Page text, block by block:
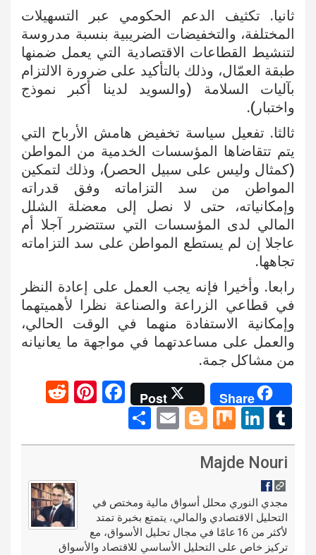
ثانيا. تكثيف الدعم الحكومي عبر التسهيلات
المختلفة، والتخفيضات الضريبية بنسبة مدروسة
لتنشيط القطاعات الاقتصادية التي يعمل ضمنها
طبقة العمّال، وذلك بالتأكيد على ضرورة الالتزام
بآليات السلامة (والسويد لدينا أكبر نموذج
واختبار).
ثالثا. تفعيل سياسة تخفيض هامش الأرباح التي
يتم تتقاضاها المؤسسات الخدمية من المواطن
(كمثال وليس على سبيل الحصر)، وذلك لتمكين
المواطن من سد التزاماته وفق قدراته
وإمكانياته، حتى لا نصل إلى معضلة الشلل
المالي لدى المؤسسات التي ستتضرر آجلا أم
عاجلا إن لم يستطع المواطن على سد التزاماته
تجاهها.
رابعا. وأخيرا فإنه يجب العمل على إعادة النظر
في قطاعي الزراعة والصناعة نظرا لأهميتهما
وإمكانية الاستفادة منهما في الوقت الحالي،
والعمل على مساعدتهما في مواجهة ما يعانيانه
من مشاكل جمة.
Share
Post
F
ce
o
k
Pi
er
t
d
t
T
u
m
bl
r
Li
n
ke
n
M
ix
Bl
o
er
E
m
h
Majde Nouri
مجدي النوري محلل أسواق مالية ومختص في
التحليل الاقتصادي والمالي، يتمتع بخبرة تمتد
لأكثر من 16 عامًا في مجال تحليل الأسواق، مع
تركيز خاص على التحليل الأساسي للاقتصاد والأسواق